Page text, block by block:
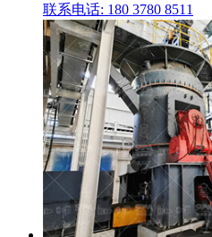
联系电话: 180 3780 8511